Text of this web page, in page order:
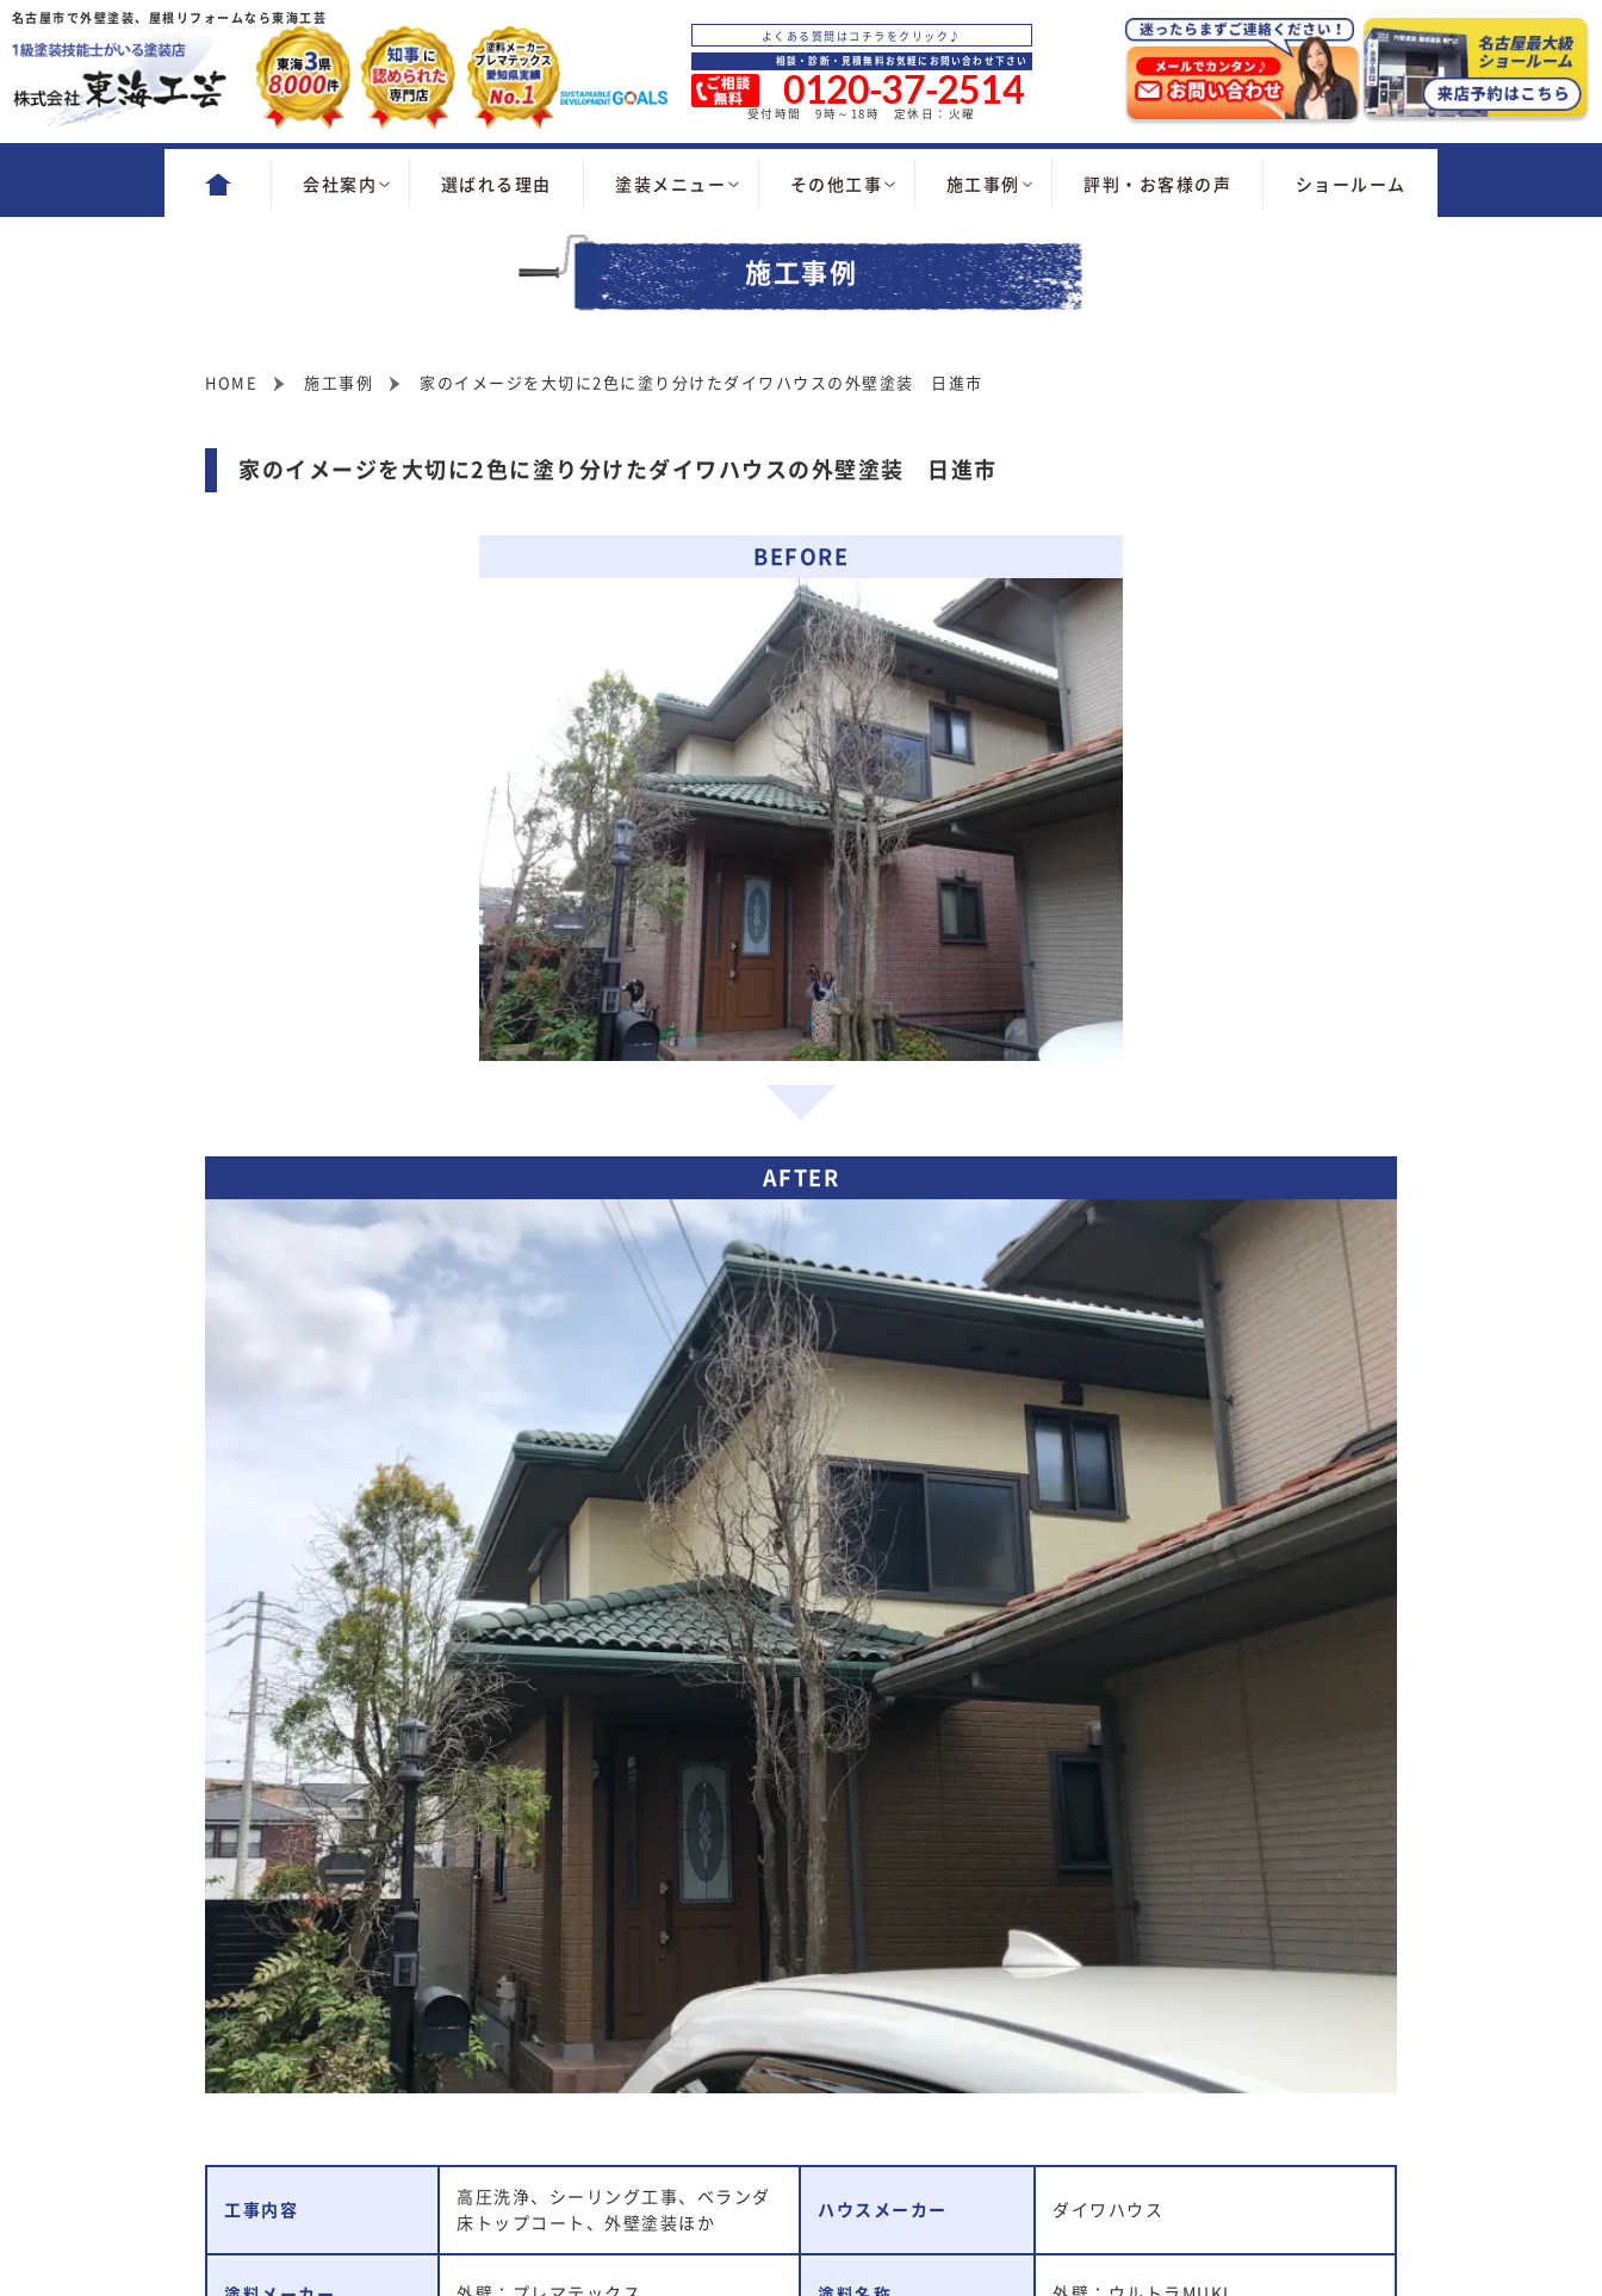
名古屋市で外壁塗装、屋根リフォームなら東海工芸
よくある質問はコチラをクリック♪
相談・診断・見積無料お気軽にお問い合わせ下さい
0120-37-2514
受付時間 9時～18時 定休日：火曜
会社案内 選ばれる理由 塗装メニュー その他工事 施工事例 評判・お客様の声 ショールーム
施工事例
HOME 施工事例 家のイメージを大切に2色に塗り分けたダイワハウスの外壁塗装 日進市
家のイメージを大切に2色に塗り分けたダイワハウスの外壁塗装 日進市
BEFORE
AFTER
工事内容
高圧洗浄、シーリング工事、ベランダ
床トップコート、外壁塗装ほか
ハウスメーカー ダイワハウス